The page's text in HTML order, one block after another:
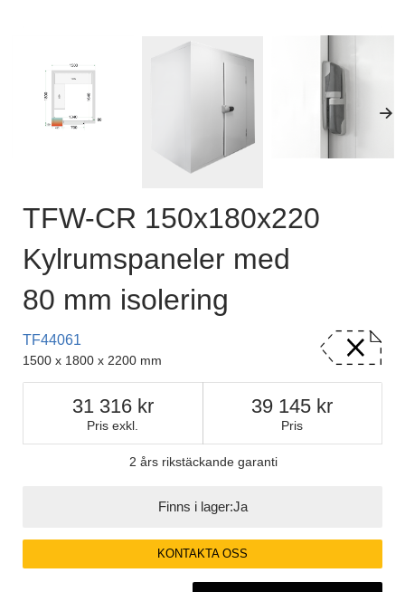
TFW-CR 150x180x220
Kylrumspaneler med
80 mm isolering
TF44061
1500 x 1800 x 2200 mm
Pris exkl.
31 316
Pris
39 145
2 års rikstäckande garanti
Finns i lager:Ja
KONTAKTA OSS